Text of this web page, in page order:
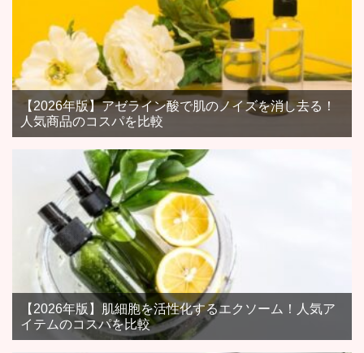
【2026年版】アゼライン酸で肌のノイズを消し去る！
人気商品のコスパを比較
【2026年版】肌細胞を活性化するエクソーム！人気ア
イテムのコスパを比較